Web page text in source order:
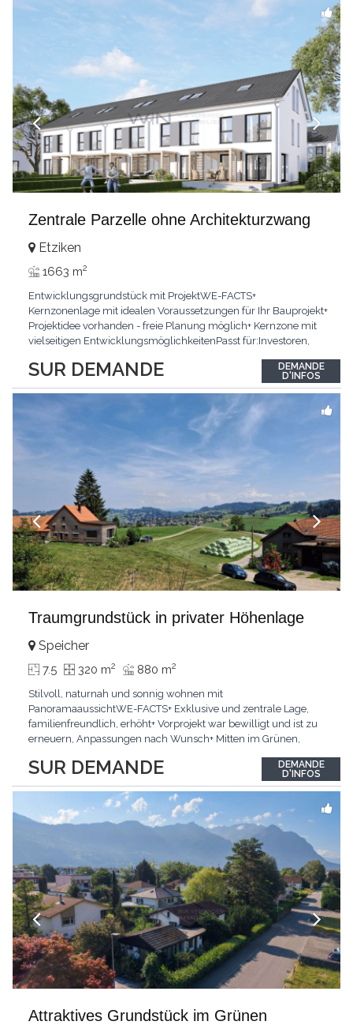
Zentrale Parzelle ohne Architekturzwang
SUR DEMANDE
Etziken
1663 m2
Entwicklungsgrundstück mit ProjektWE-FACTS+
Kernzonenlage mit idealen Voraussetzungen für Ihr Bauprojekt+
Projektidee vorhanden - freie Planung möglich+ Kernzone mit
vielseitigen EntwicklungsmöglichkeitenPasst für:Investoren,
Architekturverpflichtung - maximale FlexibilitätInteressiert?
JETZT anrufen: +41 79 294 37 71
DEMANDE
D'INFOS
Traumgrundstück in privater Höhenlage
SUR DEMANDE
Speicher
7.5 320 m2 880 m2
Stilvoll, naturnah und sonnig wohnen mit
PanoramaaussichtWE-FACTS+ Exklusive und zentrale Lage,
familienfreundlich, erhöht+ Vorprojekt war bewilligt und ist zu
erneuern, Anpassungen nach Wunsch+ Mitten im Grünen,
Naturnähe, Neubau, Privatsphäre und die strategisch beste
Lage suchenKLARTEXT: Voll erschlossen, bewilligt und mit
DEMANDE
D'INFOS
Attraktives Grundstück im Grünen